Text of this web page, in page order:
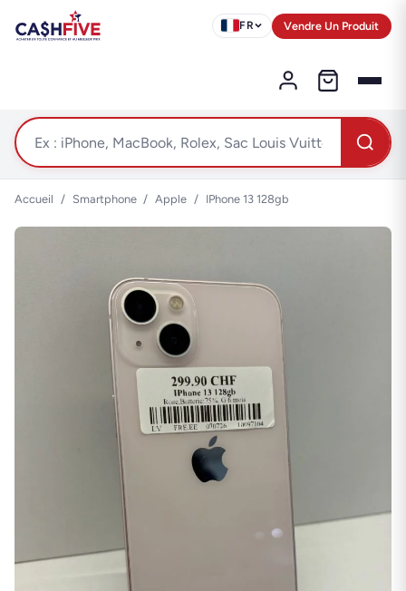
FR Vendre Un Produit
Accueil / Smartphone / Apple / IPhone 13 128gb